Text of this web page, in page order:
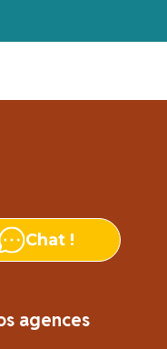
Chat !
agences